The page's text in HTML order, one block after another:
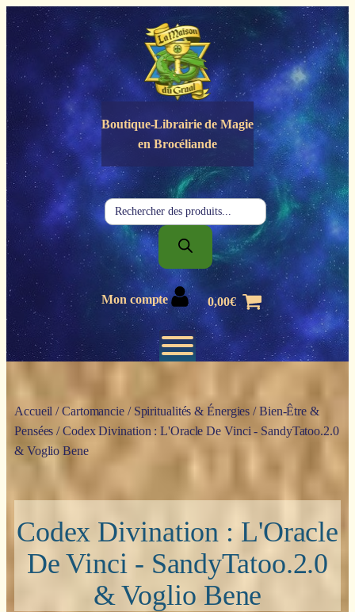
Panneau de gestion des cookies
Boutique-Librairie deMagie
en Brocéliande
Recherche
de
produits
Mon compte 0,00€
Accueil /Cartomancie/ Spiritualités & Énergies /Bien-Être &
Pensées / Codex Divination : L'Oracle De Vinci - SandyTatoo.2.0
& Voglio Bene
Codex Divination : L'Oracle
De Vinci - SandyTatoo.2.0
& Voglio Bene